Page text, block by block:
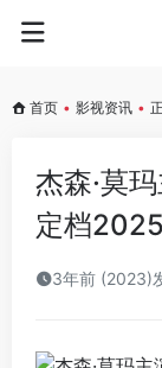
首页 • 影视资讯 •
杰森·莫
定档
3年前 (2023)